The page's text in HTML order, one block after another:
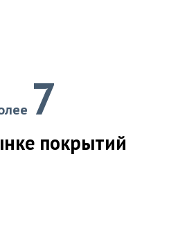
7
покрытий